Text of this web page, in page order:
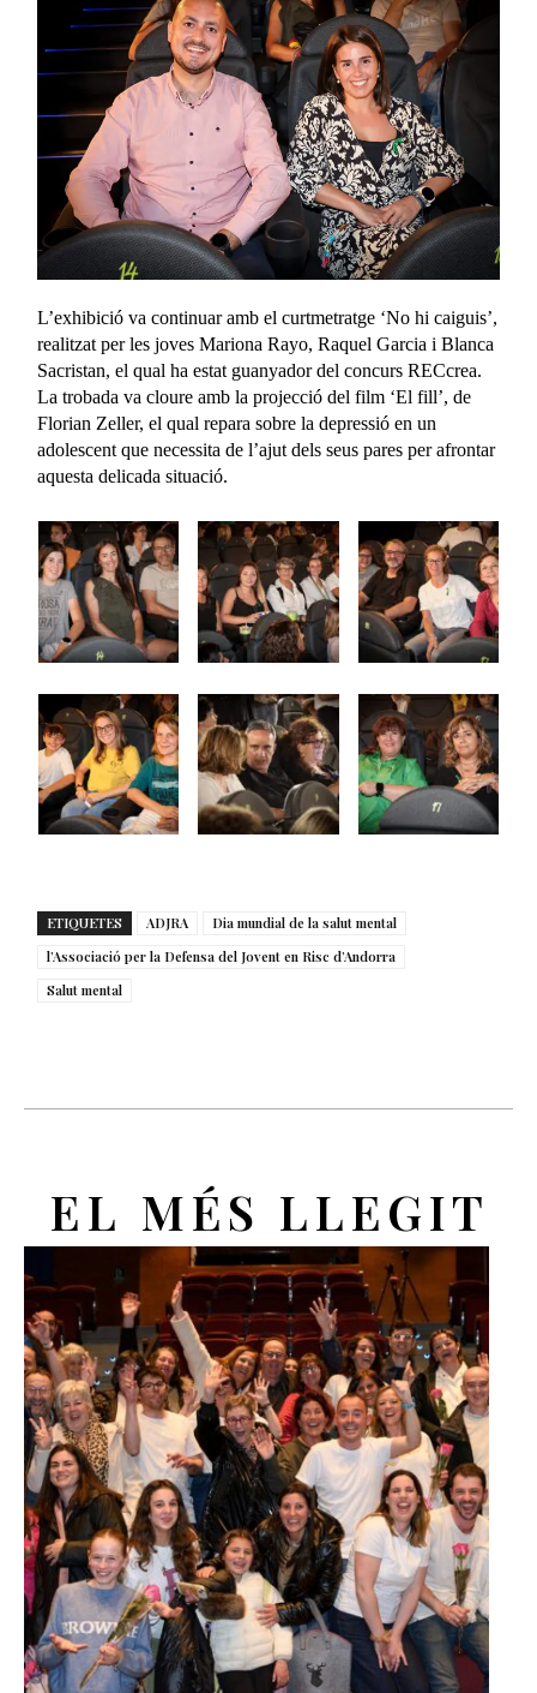
L’exhibició va continuar amb el curtmetratge ‘No hi caiguis’,
realitzat per les joves Mariona Rayo, Raquel Garcia i Blanca
Sacristan, el qual ha estat guanyador del concurs RECcrea.
La trobada va cloure amb la projecció del film ‘El fill’, de
Florian Zeller, el qual repara sobre la depressió en un
adolescent que necessita de l’ajut dels seus pares per afrontar
aquesta delicada situació.
ETIQUETES ADJRA
Dia mundial de la salut mental
l’Associació per la Defensa del Jovent en Risc d’Andorra
Salut mental
EL MÉS LLEGIT